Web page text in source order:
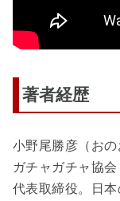
著者経歴
小野尾勝彦（お
ガチャガチャ協
代表取締役。日